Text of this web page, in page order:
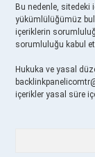
Bu nedenle, sitedeki
yükümlülüğümüz
içeriklerin
sorumluluğu kabul
Hukuka ve yasal
içerikler yasal süre